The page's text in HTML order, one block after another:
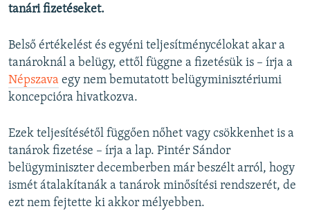
tanári fizetéseket.
Belső értékelést és egyéni teljesítménycélokat akar a
tanároknál a belügy, ettől függne a fizetésük is – írja a
Népszava egy nem bemutatott belügyminisztériumi
koncepcióra hivatkozva.
Ezek teljesítésétől függően nőhet vagy csökkenhet is a
tanárok fizetése – írja a lap. Pintér Sándor
belügyminiszter decemberben már beszélt arról, hogy
ismét átalakítanák a tanárok minősítési rendszerét, de
ezt nem fejtette ki akkor mélyebben.